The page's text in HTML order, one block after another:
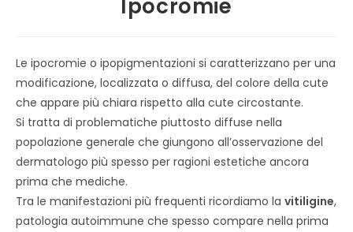
Ipocromie
Le ipocromie o ipopigmentazioni si caratterizzano per una
modificazione, localizzata o diffusa, del colore della cute
che appare più chiara rispetto alla cute circostante.
Si tratta di problematiche piuttosto diffuse nella
popolazione generale che giungono all’osservazione del
dermatologo più spesso per ragioni estetiche ancora
prima che mediche.
Tra le manifestazioni più frequenti ricordiamo la vitiligine,
patologia autoimmune che spesso compare nella prima